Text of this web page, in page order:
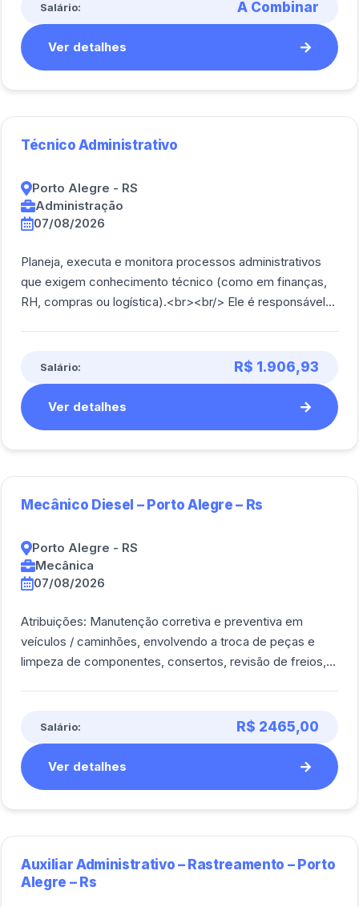
Salário: A Combinar
Ver detalhes
Técnico Administrativo
Porto Alegre - RS
Administração
07/08/2026
Planeja, executa e monitora processos administrativos
que exigem conhecimento técnico (como em finanças,
RH, compras ou logística).<br><br/> Ele é responsável
Salário: R$ 1.906,93
Ver detalhes
Mecânico Diesel – Porto Alegre – Rs
Porto Alegre - RS
Mecânica
07/08/2026
Atribuições: Manutenção corretiva e preventiva em
veículos / caminhões, envolvendo a troca de peças e
limpeza de componentes, consertos, revisão de freios,
Salário: R$ 2465,00
Ver detalhes
Auxiliar Administrativo – Rastreamento – Porto
Alegre – Rs